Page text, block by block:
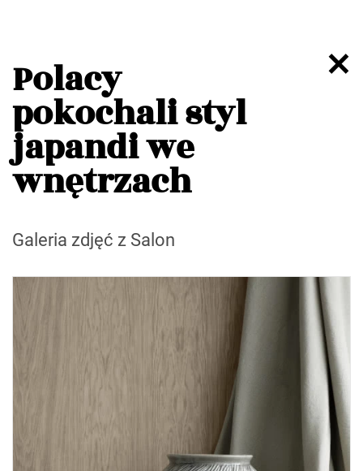
Polacy
pokochali styl
japandi we
wnętrzach
Galeria zdjęć z Salon